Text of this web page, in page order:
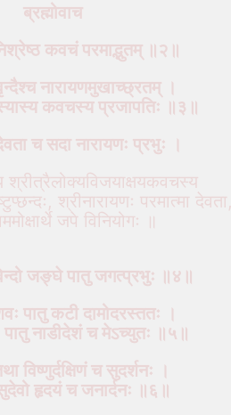
ब्रह्मोवाच
कवचं परमाद्भुतम् ॥२॥
नारायणमुखाच्छ्रतम् ।
कवचस्य प्रजापतिः ॥३॥
च सदा नारायणः प्रभुः ।
श्रीनारायणः परमात्मा
जपे विनियोगः ॥
जङ्घे पातु जगत्प्रभुः ॥४॥
पातु कटी दामोदरस्ततः ।
पातु नाडीदेशं च मेऽच्युतः ॥५॥
विष्णुर्दक्षिणं च सुदर्शनः ।
हृदयं च जनार्दनः ॥६॥